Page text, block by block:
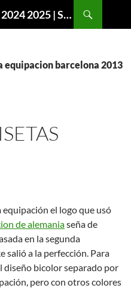
Chandal Atletico de Madrid 2024 2025 | SuperVigo
barcelona 2013
el logo que usó
de alemaniaseña de
en la segunda
salió a la perfección. Para
diseño bicolor separado por
pero con otros colores